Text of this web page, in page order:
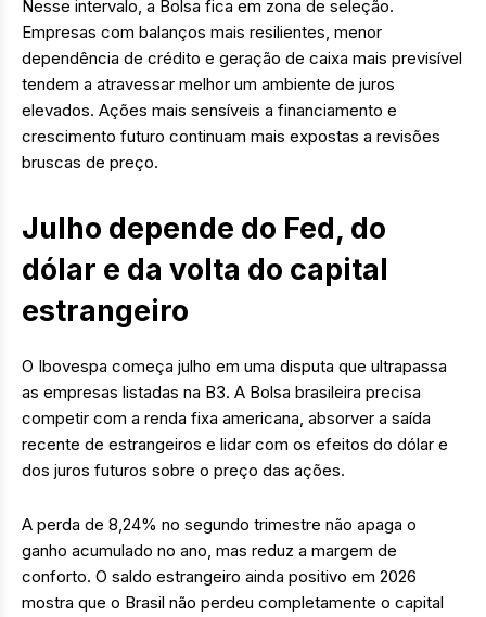
Nesse intervalo, a Bolsa fica em zona de seleção.
Empresas com balanços mais resilientes, menor
dependência de crédito e geração de caixa mais previsível
tendem a atravessar melhor um ambiente de juros
elevados. Ações mais sensíveis a financiamento e
crescimento futuro continuam mais expostas a revisões
bruscas de preço.
Julho depende do Fed, do
dólar e da volta do capital
estrangeiro
O Ibovespa começa julho em uma disputa que ultrapassa
as empresas listadas na B3. A Bolsa brasileira precisa
competir com a renda fixa americana, absorver a saída
recente de estrangeiros e lidar com os efeitos do dólar e
dos juros futuros sobre o preço das ações.
A perda de 8,24% no segundo trimestre não apaga o
ganho acumulado no ano, mas reduz a margem de
conforto. O saldo estrangeiro ainda positivo em 2026
mostra que o Brasil não perdeu completamente o capital